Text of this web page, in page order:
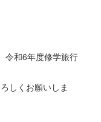
和6年度修学旅行
しくお願いしま